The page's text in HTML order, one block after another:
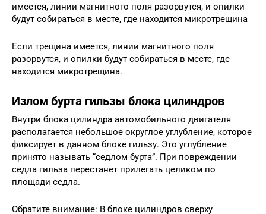
имеется, линии магнитного поля разорвутся, и опилки
будут собираться в месте, где находится микротрещина
Если трещина имеется, линии магнитного поля
разорвутся, и опилки будут собираться в месте, где
находится микротрещина.
Излом бурта гильзы блока цилиндров
Внутри блока цилиндра автомобильного двигателя
располагается небольшое округлое углубление, которое
фиксирует в данном блоке гильзу. Это углубление
принято называть “седлом бурта”. При повреждении
седла гильза перестанет прилегать целиком по
площади седла.
Обратите внимание: В блоке цилиндров сверху